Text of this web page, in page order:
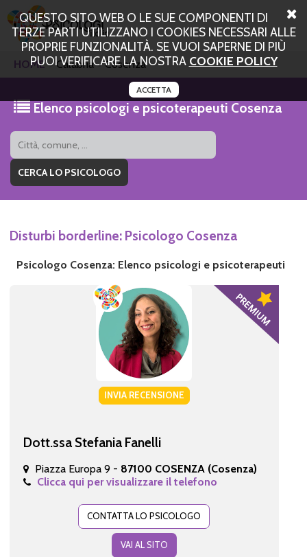
QUESTO SITO WEB O LE SUE COMPONENTI DI
TERZE PARTI UTILIZZANO I COOKIES NECESSARI ALLE
PROPRIE FUNZIONALITÀ. SE VUOI SAPERNE DI PIÙ
PUOI VERIFICARE LA NOSTRA COOKIE POLICY
ACCETTA
HOME Calabria Cosenza
Elenco psicologi e psicoterapeuti Cosenza
Disturbi borderline: Psicologo Cosenza
Psicologo Cosenza: Elenco psicologi e psicoterapeuti
INVIA RECENSIONE
Dott.ssa Stefania Fanelli
Piazza Europa 9 - 87100 COSENZA (Cosenza)
Clicca qui per visualizzare il telefono
CONTATTA LO PSICOLOGO
VAI AL SITO